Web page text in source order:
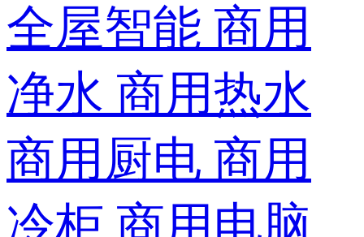
全屋智能 商用
净水 商用热水
商用厨电 商用
冷柜 商用电脑